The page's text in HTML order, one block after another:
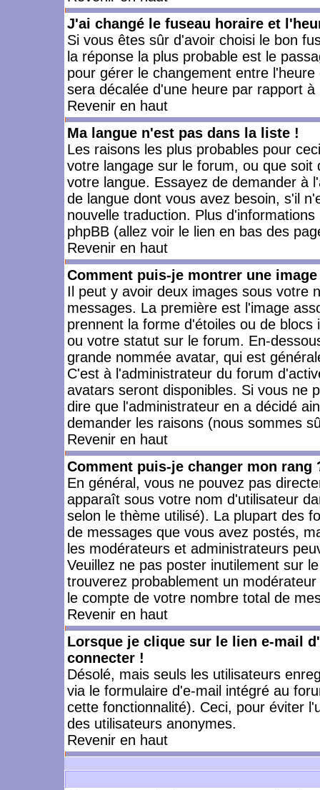
J'ai changé le fuseau horaire et
Si vous êtes sûr d'avoir choisi le bon
la réponse la plus probable est le
pour gérer le changement entre
sera décalée d'une heure par rapport à
Revenir en haut
Ma langue n'est pas dans la liste !
Les raisons les plus probables pour
votre langage sur le forum, ou que
votre langue. Essayez de demander à
de langue dont vous avez besoin, s'il
nouvelle traduction. Plus
phpBB (allez voir le lien en bas des
Revenir en haut
Comment puis-je montrer une
Il peut y avoir deux images sous votre
messages. La première est l'image
prennent la forme d'étoiles ou de
ou votre statut sur le forum. En-
grande nommée avatar, qui est
C'est à l'administrateur du forum
avatars seront disponibles. Si vous ne
dire que l'administrateur en a décidé
demander les raisons (nous sommes
Revenir en haut
Comment puis-je changer mon rang
En général, vous ne pouvez pas
apparaît sous votre nom d'utilisateur
selon le thème utilisé). La plupart des
de messages que vous avez postés,
les modérateurs et administrateurs
Veuillez ne pas poster inutilement sur
trouverez probablement un
le compte de votre nombre total de
Revenir en haut
Lorsque je clique sur le lien e-mail
connecter !
Désolé, mais seuls les utilisateurs
via le formulaire d'e-mail intégré au
cette fonctionnalité). Ceci, pour éviter
des utilisateurs anonymes.
Revenir en haut